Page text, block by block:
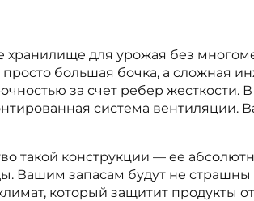
хранилище для урожая без
просто большая бочка, а сложная
за счет ребер
система вентиляции.
такой конструкции — ее
Вашим запасам будут не
который защитит продукты